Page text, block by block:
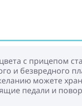
с прицепом
и безвредного
можете
педали и